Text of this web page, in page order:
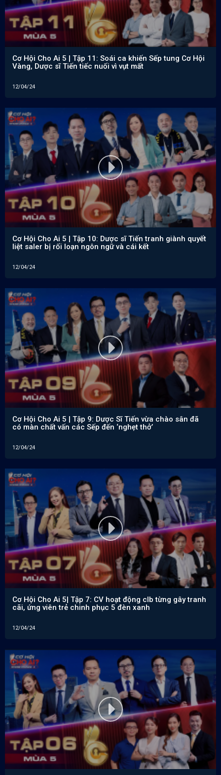
Cơ Hội Cho Ai 5 | Tập 11: Soái ca khiến Sếp tung Cơ Hội
Vàng, Dược sĩ Tiến tiếc nuối vì vụt mất
12/04/24
Cơ Hội Cho Ai 5 | Tập 10: Dược sĩ Tiến tranh giành quyết
liệt saler bị rối loạn ngôn ngữ và cái kết
12/04/24
Cơ Hội Cho Ai 5 | Tập 9: Dược Sĩ Tiến vừa chào sân đã
có màn chất vấn các Sếp đến ‘nghẹt thở’
12/04/24
Cơ Hội Cho Ai 5| Tập 7: CV hoạt động clb từng gây tranh
cãi, ứng viên trẻ chinh phục 5 đèn xanh
12/04/24